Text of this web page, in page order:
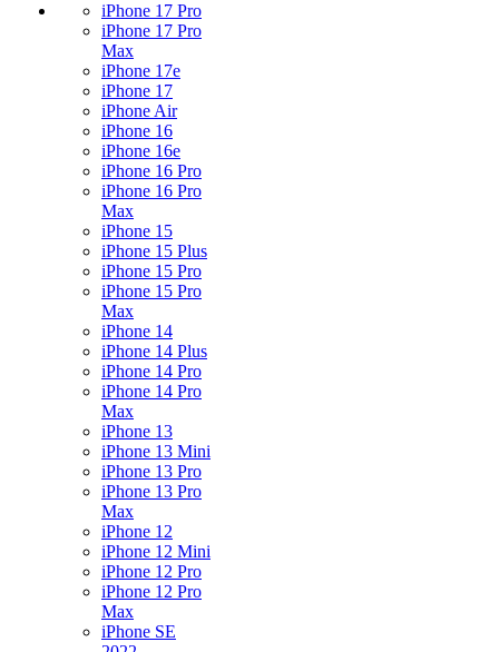
iPhone 17 Pro
iPhone 17 Pro
Max
iPhone 17e
iPhone 17
iPhone Air
iPhone 16
iPhone 16e
iPhone 16 Pro
iPhone 16 Pro
Max
iPhone 15
iPhone 15 Plus
iPhone 15 Pro
iPhone 15 Pro
Max
iPhone 14
iPhone 14 Plus
iPhone 14 Pro
iPhone 14 Pro
Max
iPhone 13
iPhone 13 Mini
iPhone 13 Pro
iPhone 13 Pro
Max
iPhone 12
iPhone 12 Mini
iPhone 12 Pro
iPhone 12 Pro
Max
iPhone SE